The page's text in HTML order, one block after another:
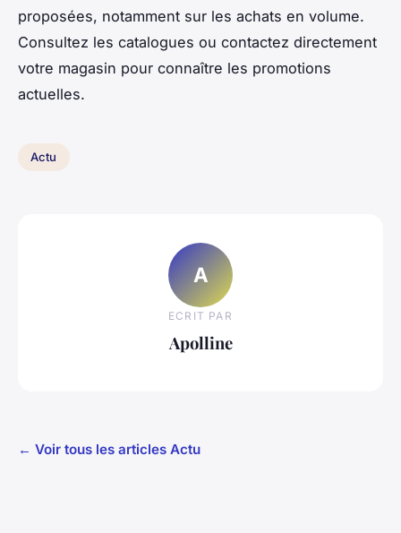
proposées, notamment sur les achats en volume.
Consultez les catalogues ou contactez directement
votre magasin pour connaître les promotions
actuelles.
Actu
A
ECRIT PAR
Apolline
← Voir tous les articles Actu